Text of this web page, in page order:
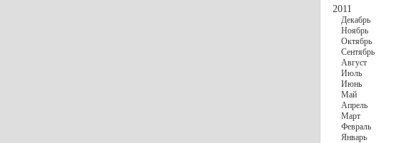
2011
Декабрь
Ноябрь
Октябрь
Сентябрь
Август
Июль
Июнь
Май
Апрель
Март
Февраль
Январь